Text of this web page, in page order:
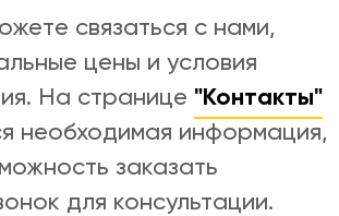
связаться с нами,
цены и условия
На странице "Контакты"
необходимая информация,
заказать
для консультации.